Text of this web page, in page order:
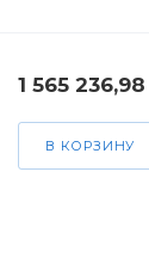
1 565
В КОРЗИНУ